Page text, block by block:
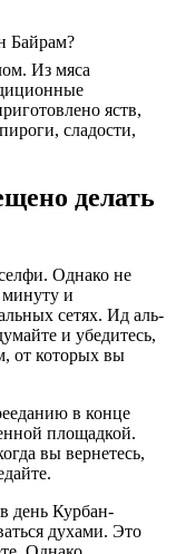
Байрам?
Из мяса
яств,
сладости,
делать
Однако не
и
сетях. Ид аль-
и убедитесь,
от которых вы
в конце
площадкой.
вы вернетесь,
день Курбан-
духами. Это